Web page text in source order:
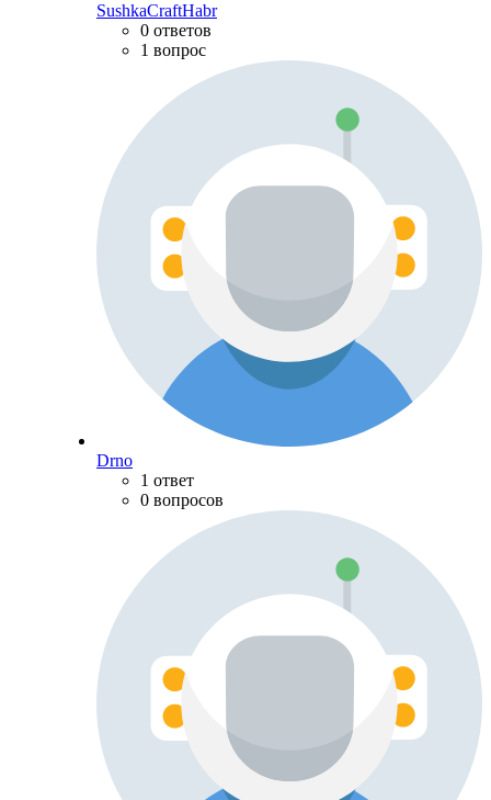
SushkaCraftHabr
0 ответов
1 вопрос
Drno
1 ответ
0 вопросов